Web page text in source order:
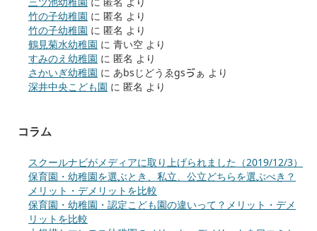
竹の子幼稚園 に 匿名 より
竹の子幼稚園 に 匿名 より
鶴見菊水幼稚園 に 青い空 より
すみのえ幼稚園 に 匿名 より
さかいぎ幼稚園 に あbsじどうゑgsゔぁ より
深井中央こども園 に 匿名 より
コラム
スクールナビがメディアに取り上げられました（2019/12/3）
保育園・幼稚園を選ぶとき、私立、公立どちらを選ぶべき？
メリット・デメリットを比較
保育園・幼稚園・認定こども園の違いって？メリット・デメ
リットを比較